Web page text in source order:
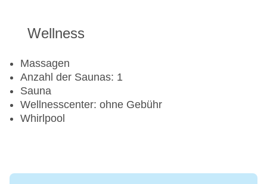
Wellness
Massagen
Anzahl der Saunas: 1
Sauna
Wellnesscenter: ohne Gebühr
Whirlpool